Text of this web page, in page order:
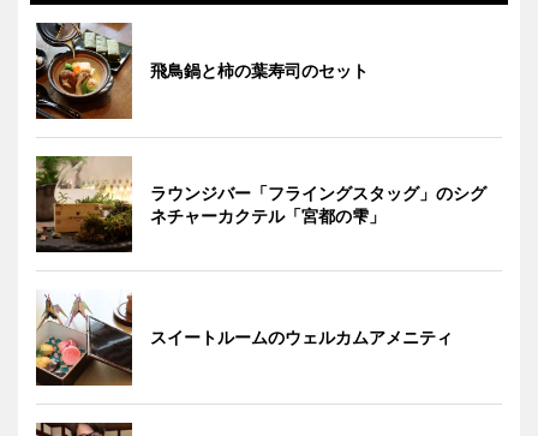
飛鳥鍋と柿の葉寿司のセット
ラウンジバー「フライングスタッグ」のシグ
ネチャーカクテル「宮都の雫」
スイートルームのウェルカムアメニティ